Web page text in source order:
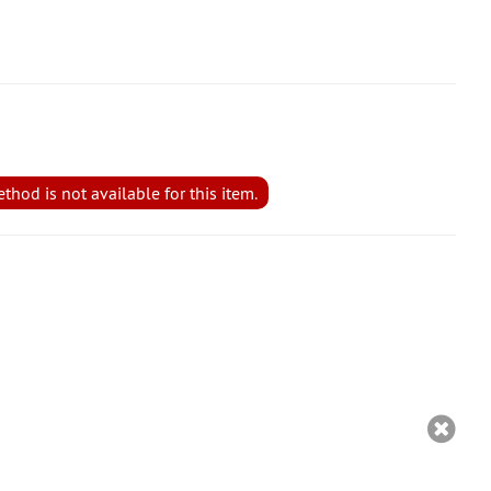
Stückzahl
is not available for this item.